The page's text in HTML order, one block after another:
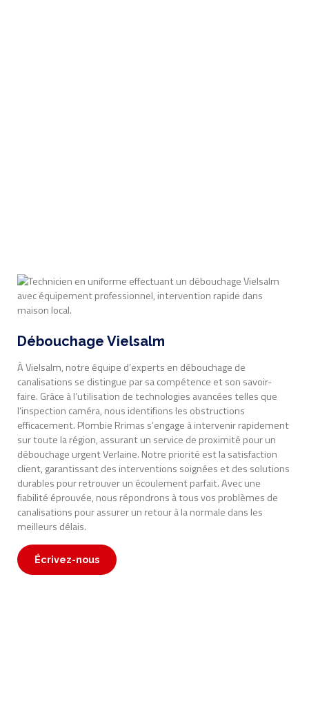
Débouchage Vielsalm
À Vielsalm, notre équipe d’experts en débouchage de
canalisations se distingue par sa compétence et son savoir-
faire. Grâce à l’utilisation de technologies avancées telles que
l’inspection caméra, nous identifions les obstructions
efficacement. Plombie Rrimas s’engage à intervenir rapidement
sur toute la région, assurant un service de proximité pour un
débouchage urgent Verlaine. Notre priorité est la satisfaction
client, garantissant des interventions soignées et des solutions
durables pour retrouver un écoulement parfait. Avec une
fiabilité éprouvée, nous répondrons à tous vos problèmes de
canalisations pour assurer un retour à la normale dans les
meilleurs délais.
Écrivez-nous